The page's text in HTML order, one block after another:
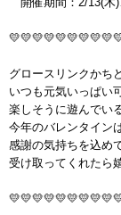
グロースリンクかち
いつも元気いっぱい
楽しそうに遊んでい
今年のバレンタイン
感謝の気持ちを込め
受け取ってくれたら